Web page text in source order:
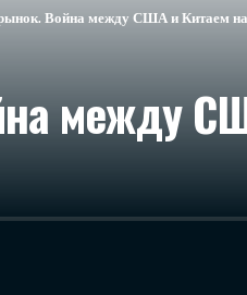
Война между США и Китаем
между